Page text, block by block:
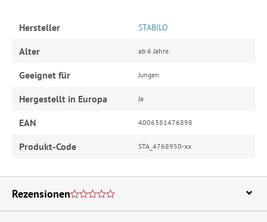
Hersteller STABILO
Alter ab 6 Jahre
Geeignet für Jungen
Hergestellt in Europa Ja
EAN 4006381476898
Produkt-Code STA_4768950-xx
Rezensionen